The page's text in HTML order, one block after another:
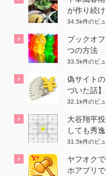
が作り続
34.5k件のビ
ブックオ
つの方法
33.5k件のビ
偽サイト
づいた話】
32.1k件のビ
大谷翔平
しても秀逸
31.5k件のビ
ヤフオク
ホアプリ